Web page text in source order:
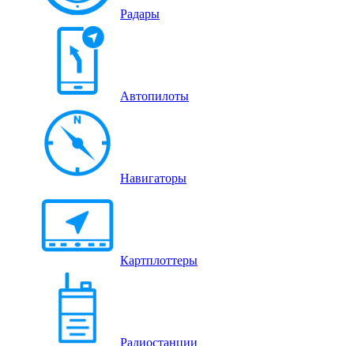
Радары
Автопилоты
Навигаторы
Картплоттеры
Радиостанции